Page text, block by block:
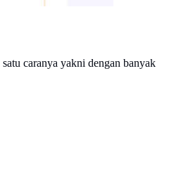
caranya yakni dengan banyak